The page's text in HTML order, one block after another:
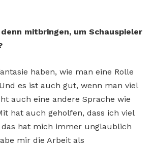
mitbringen, um Schauspieler
haben, wie man eine Rolle
es ist auch gut, wenn man viel
auch eine andere Sprache wie
hat auch geholfen, dass ich viel
hat mich immer unglaublich
mir die Arbeit als